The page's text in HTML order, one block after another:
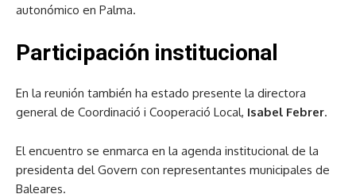
autonómico en Palma.
Participación institucional
En la reunión también ha estado presente la directora
general de Coordinació i Cooperació Local, Isabel Febrer.
El encuentro se enmarca en la agenda institucional de la
presidenta del Govern con representantes municipales de
Baleares.